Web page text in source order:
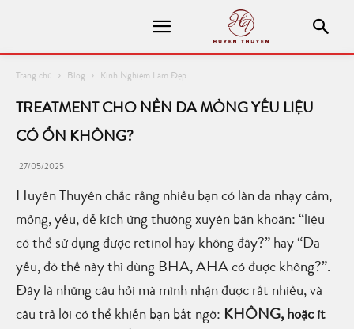
Trang chủ Blog Kinh Nghiệm Làm Đẹp
TREATMENT CHO NỀN DA MỎNG YẾU LIỆU
CÓ ỔN KHÔNG?
27/05/2025
Huyên Thuyên chắc rằng nhiều bạn có làn da nhạy cảm,
mỏng, yếu, dễ kích ứng thường xuyên băn khoăn: “liệu
có thể sử dụng được retinol hay không đây?” hay “Da
yếu, đỏ thế này thì dùng BHA, AHA có được không?”.
Đây là những câu hỏi mà mình nhận được rất nhiều, và
câu trả lời có thể khiến bạn bất ngờ: KHÔNG, hoặc ít